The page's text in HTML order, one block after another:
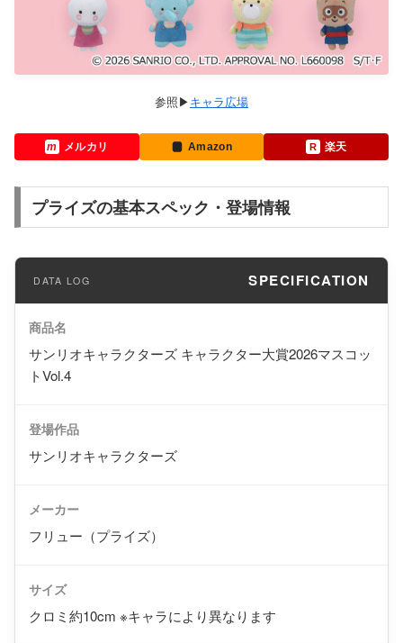
キャラ広場
メルカリ Amazon 楽天
プライズの基本スペック・登場情報
SPECIFICATION
商品名
サンリオキャラクターズ キャラクター大賞2026マスコッ
トVol.4
登場作品
サンリオキャラクターズ
メーカー
フリュー（プライズ）
サイズ
クロミ約10cm ※キャラにより異なります